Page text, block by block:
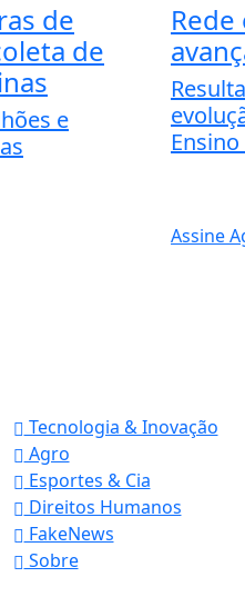
de
de
e
Assine
Tecnologia & Inovação
Agro
Esportes & Cia
Direitos Humanos
FakeNews
Sobre
o acesso, entendemos